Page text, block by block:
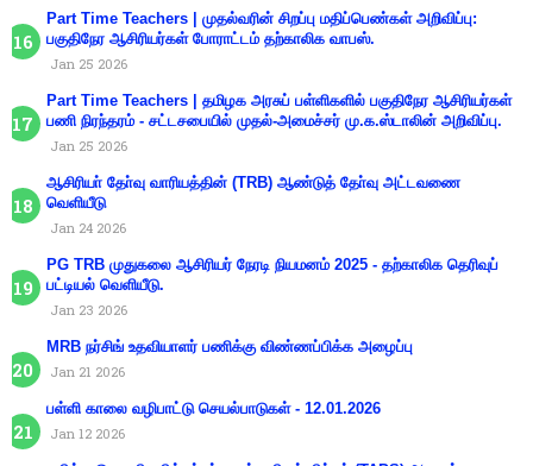
Part Time Teachers | முதல்வரின் சிறப்பு மதிப்பெண்கள் அறிவிப்பு:
பகுதிநேர ஆசிரியர்கள் போராட்டம் தற்காலிக வாபஸ்.
Jan 25 2026
Part Time Teachers | தமிழக அரசுப் பள்ளிகளில் பகுதிநேர ஆசிரியர்கள்
பணி நிரந்தரம் - சட்டசபையில் முதல்-அமைச்சர் மு.க.ஸ்டாலின் அறிவிப்பு.
Jan 25 2026
ஆசிரியா் தோ்வு வாரியத்தின் (TRB) ஆண்டுத் தோ்வு அட்டவணை
வெளியீடு
Jan 24 2026
PG TRB முதுகலை ஆசிரியர் நேரடி நியமனம் 2025 - தற்காலிக தெரிவுப்
பட்டியல் வெளியீடு.
Jan 23 2026
MRB நர்சிங் உதவியாளர் பணிக்கு விண்ணப்பிக்க அழைப்பு
Jan 21 2026
பள்ளி காலை வழிபாட்டு செயல்பாடுகள் - 12.01.2026
Jan 12 2026